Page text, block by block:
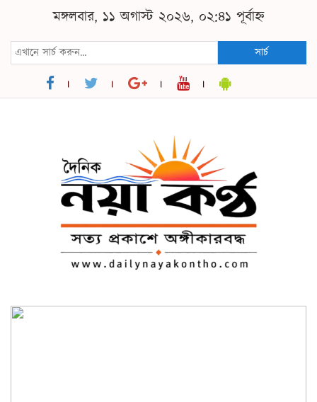
মঙ্গলবার, ১১ অগাস্ট ২০২৬, ০২:৪১ পূর্বাহ্ন
সার্চ